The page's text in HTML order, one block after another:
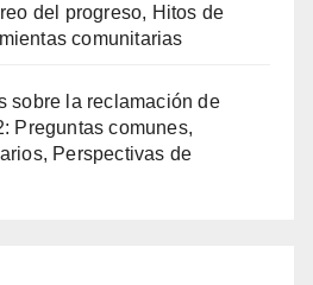
del progreso, Hitos de
comunitarias
sobre la reclamación de
Preguntas comunes,
Perspectivas de